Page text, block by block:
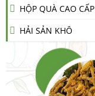
HỘP QUÀ CAO CẤP
HẢI SẢN KHÔ